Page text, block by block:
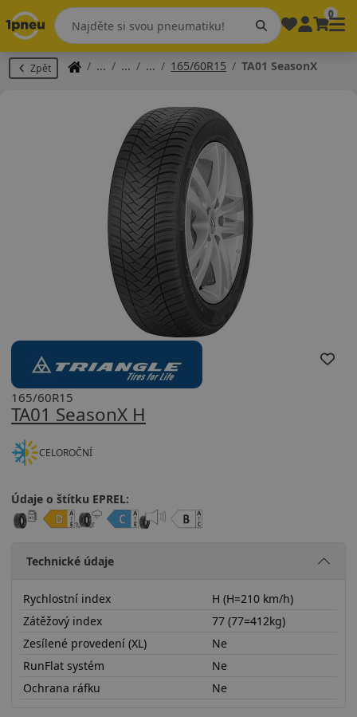
0
Zpět 165/60R15 TA01 SeasonX
TA01 SeasonX H
165/60R15
CELOROČNÍ
Údaje o štítku EPREL:
Technické údaje
Rychlostní index
H (H=210 km/h)
Zátěžový index
77 (77=412kg)
Zesílené provedení (XL)
Ne
RunFlat systém
Ne
Ochrana ráfku
Ne